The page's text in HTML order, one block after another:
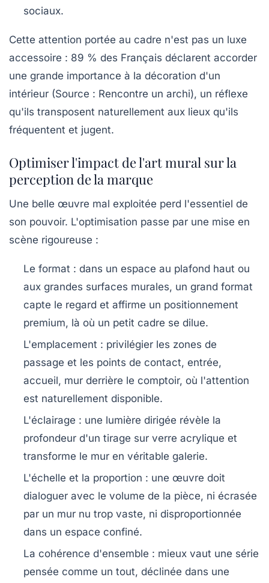
sociaux.
Cette attention portée au cadre n'est pas un luxe
accessoire : 89 % des Français déclarent accorder
une grande importance à la décoration d'un
intérieur (Source : Rencontre un archi), un réflexe
qu'ils transposent naturellement aux lieux qu'ils
fréquentent et jugent.
Optimiser l'impact de l'art mural sur la
perception de la marque
Une belle œuvre mal exploitée perd l'essentiel de
son pouvoir. L'optimisation passe par une mise en
scène rigoureuse :
Le format : dans un espace au plafond haut ou
aux grandes surfaces murales, un grand format
capte le regard et affirme un positionnement
premium, là où un petit cadre se dilue.
L'emplacement : privilégier les zones de
passage et les points de contact, entrée,
accueil, mur derrière le comptoir, où l'attention
est naturellement disponible.
L'éclairage : une lumière dirigée révèle la
profondeur d'un tirage sur verre acrylique et
transforme le mur en véritable galerie.
L'échelle et la proportion : une œuvre doit
dialoguer avec le volume de la pièce, ni écrasée
par un mur nu trop vaste, ni disproportionnée
dans un espace confiné.
La cohérence d'ensemble : mieux vaut une série
pensée comme un tout, déclinée dans une